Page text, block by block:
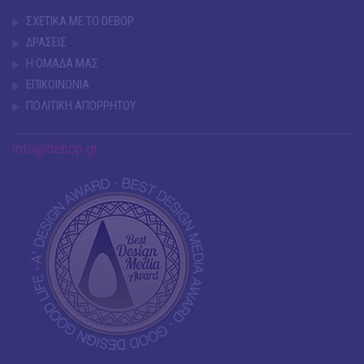
ΣΧΕΤΙΚΑ ΜΕ ΤΟ DEBOP
ΔΡΑΣΕΙΣ
Η ΟΜΑΔΑ ΜΑΣ
ΕΠΙΚΟΙΝΩΝΙΑ
ΠΟΛΙΤΙΚΗ ΑΠΟΡΡΗΤΟΥ
info@debop.gr